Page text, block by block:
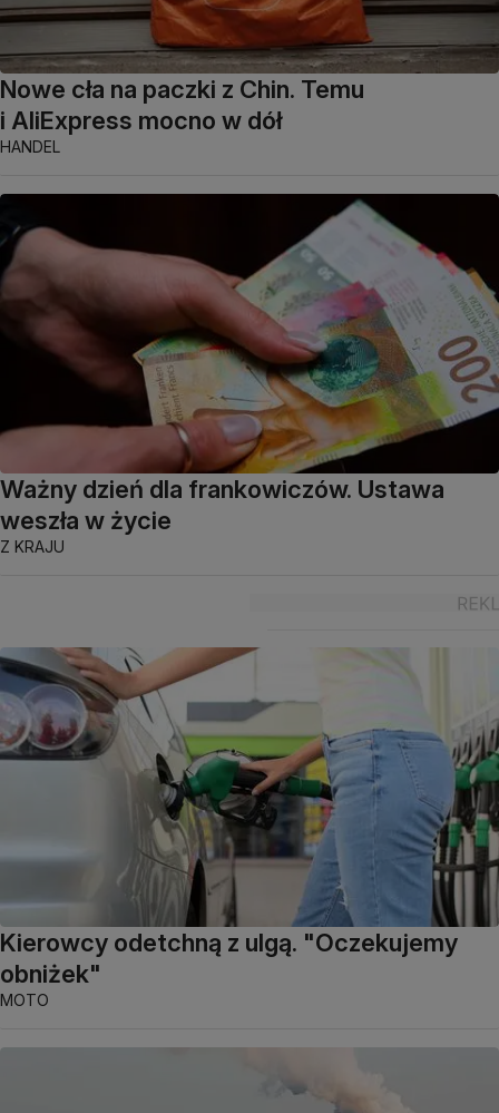
Nowe cła na paczki z Chin. Temu
i AliExpress mocno w dół
HANDEL
Ważny dzień dla frankowiczów. Ustawa
weszła w życie
Z KRAJU
Kierowcy odetchną z ulgą. "Oczekujemy
obniżek"
MOTO